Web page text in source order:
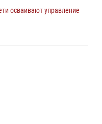
охраны Росгвардии по
осваивают управление